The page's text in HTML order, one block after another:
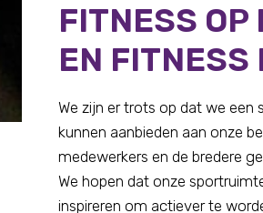
FITNESS OP
EN FITNESS
We zijn er trots op dat we een
kunnen aanbieden aan onze
medewerkers en de bredere
We hopen dat onze
inspireren om actiever te